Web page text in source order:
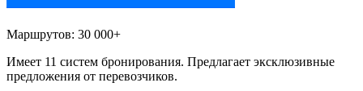
Маршрутов: 30 000+
Имеет 11 систем бронирования. Предлагает эксклюзивные
предложения от перевозчиков.